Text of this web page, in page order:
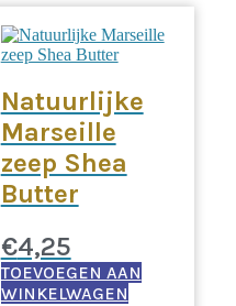
Natuurlijke
Marseille
zeep Shea
Butter
€4,25
TOEVOEGEN AAN
WINKELWAGEN